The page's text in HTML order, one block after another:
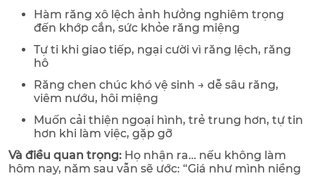
Hàm răng xô lệch ảnh hưởng nghiêm trọng
đến khớp cắn, sức khỏe răng miệng
Tự ti khi giao tiếp, ngại cười vì răng lệch, răng
hô
Răng chen chúc khó vệ sinh → dễ sâu răng,
viêm nướu, hôi miệng
Muốn cải thiện ngoại hình, trẻ trung hơn, tự tin
hơn khi làm việc, gặp gỡ
Và điều quan trọng: Họ nhận ra… nếu không làm
hôm nay, năm sau vẫn sẽ ước: “Giá như mình niềng